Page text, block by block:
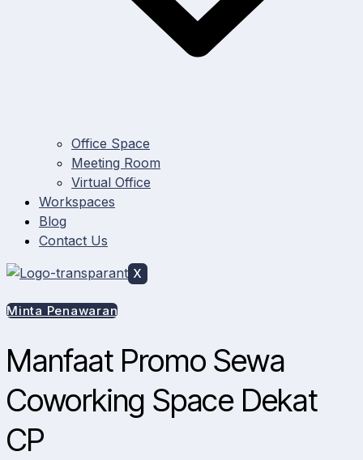
Office Space
Meeting Room
Virtual Office
Workspaces
Blog
Contact Us
X
Minta Penawaran
Manfaat Promo Sewa
Coworking Space Dekat
CP